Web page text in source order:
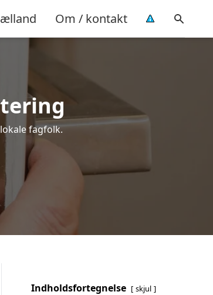
Om / kontakt
fagfolk.
Indholdsfortegnelse skjul